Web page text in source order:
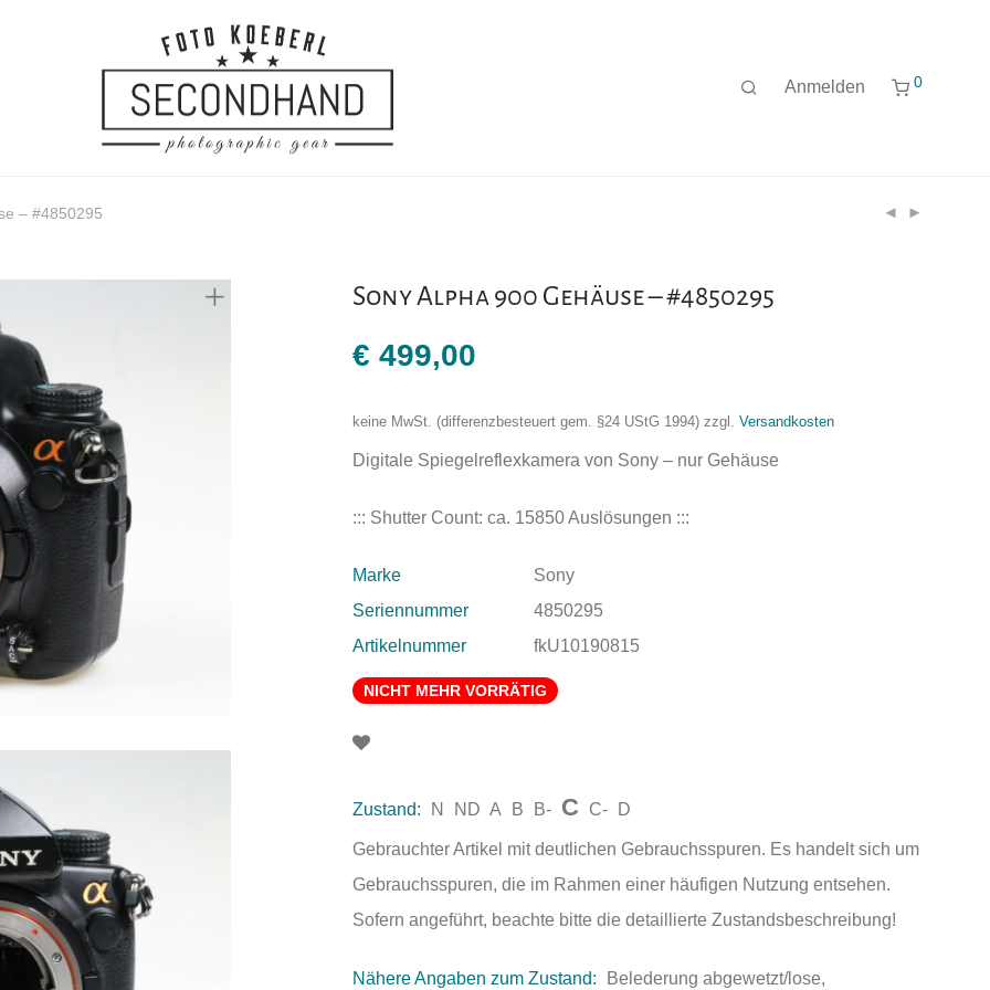
Anmelden 0
– #4850295
Sony Alpha 900 Gehäuse – #4850295
€ 499,00
keine MwSt. (differenzbesteuert gem. §24 UStG 1994) zzgl. Versandkosten
Digitale Spiegelreflexkamera von Sony – nur Gehäuse
::: Shutter Count: ca. 15850 Auslösungen :::
Marke
Sony
Seriennummer
4850295
Artikelnummer
fkU10190815
NICHT MEHR VORRÄTIG
Zustand: N ND A B B- C C- D
Gebrauchter Artikel mit deutlichen Gebrauchsspuren. Es handelt sich um
Gebrauchsspuren, die im Rahmen einer häufigen Nutzung entsehen.
Sofern angeführt, beachte bitte die detaillierte Zustandsbeschreibung!
Nähere Angaben zum Zustand:
Belederung abgewetzt/lose,